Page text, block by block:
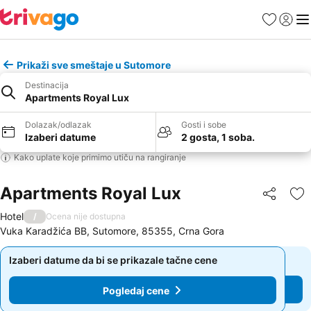
FavoritiPrijavi
Prikaži sve smeštaje u Sutomore
Destinacija
Apartments Royal Lux
Dolazak/odlazak
Izaberi datume
Gosti i sobe
2 gosta, 1 soba.
Kako uplate koje primimo utiču na rangiranje
Apartments Royal Lux Deli
Hotel / Ocena nije dostupna
Vuka Karadžića BB, Sutomore, 85355, Crna Gora
Izaberi datume da bi se prikazale tačne cene
Pogledaj cene
Izaberi datume da bi se prikazale tačne cene
Pogledaj cene